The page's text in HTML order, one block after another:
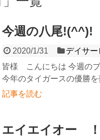
今週の八尾!(^^)!
2020/1/31
デイサ
皆様 こんにちは 今週の
今年のタイガースの優勝
記事を読む
エイエイオー ！